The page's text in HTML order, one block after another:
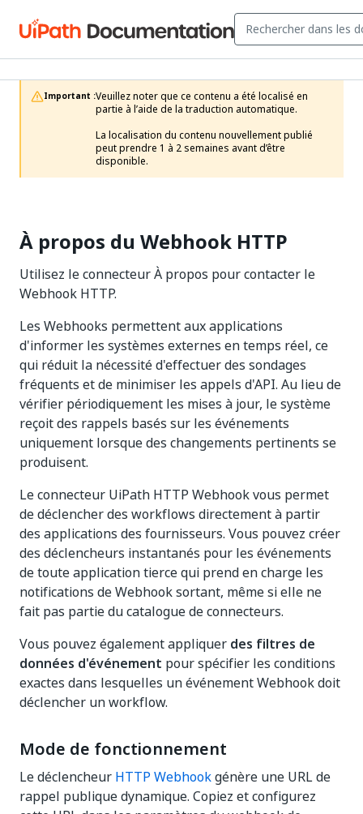
Important :Veuillez noter que ce contenu a été localisé en
partie à l’aide de la traduction automatique.
La localisation du contenu nouvellement publié
peut prendre 1 à 2 semaines avant d’être
disponible.
À propos du Webhook HTTP
Utilisez le connecteur À propos pour contacter le
Webhook HTTP.
Les Webhooks permettent aux applications
d'informer les systèmes externes en temps réel, ce
qui réduit la nécessité d'effectuer des sondages
fréquents et de minimiser les appels d'API. Au lieu de
vérifier périodiquement les mises à jour, le système
reçoit des rappels basés sur les événements
uniquement lorsque des changements pertinents se
produisent.
Le connecteur UiPath HTTP Webhook vous permet
de déclencher des workflows directement à partir
des applications des fournisseurs. Vous pouvez créer
des déclencheurs instantanés pour les événements
de toute application tierce qui prend en charge les
notifications de Webhook sortant, même si elle ne
fait pas partie du catalogue de connecteurs.
Vous pouvez également appliquer des filtres de
données d'événement pour spécifier les conditions
exactes dans lesquelles un événement Webhook doit
déclencher un workflow.
Mode de fonctionnement
Le déclencheur HTTP Webhookgénère une URL de
rappel publique dynamique. Copiez et configurez